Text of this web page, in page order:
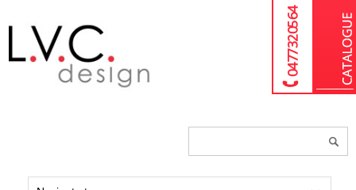
04 77 32 05 64